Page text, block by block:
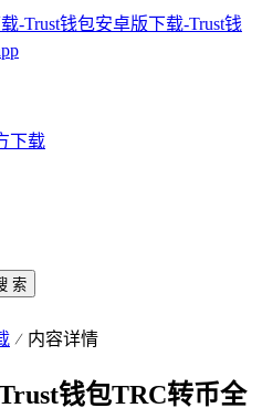
下载
索
内容详情
钱包TRC转币全